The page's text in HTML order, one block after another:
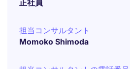
正社員
担当コンサルタント
Momoko Shimoda